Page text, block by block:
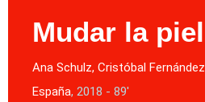
Mudar la piel
Ana Schulz, Cristóbal Fernández
España, 2018 - 89'